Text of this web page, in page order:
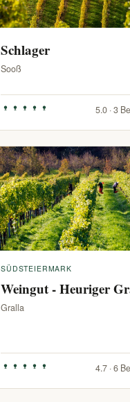
Schlager
Sooß
5.0 · 3
SÜDSTEIERMARK
Weingut - Heuriger
Gralla
4.7 · 6